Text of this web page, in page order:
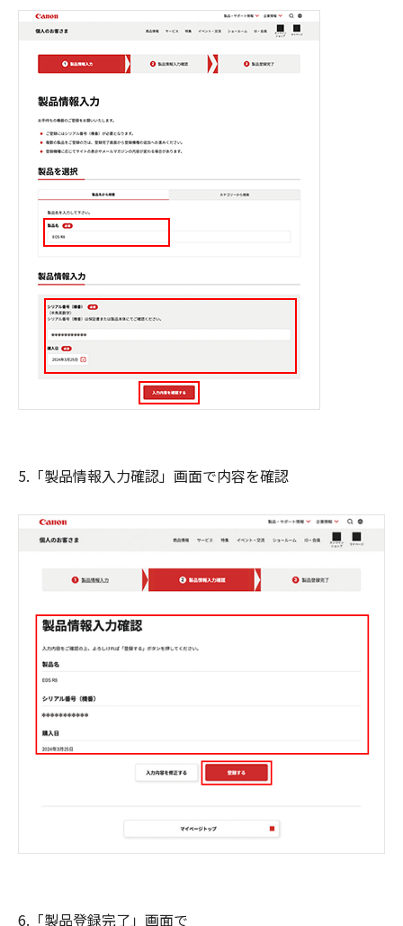
5.「製品情報入力確認」画面で内容を確認
6.「製品登録完了」画面で